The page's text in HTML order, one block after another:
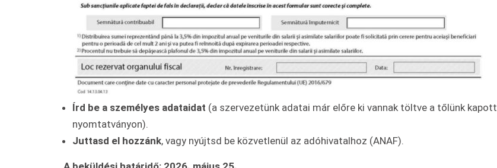
Írd be a személyes adataidat (a szervezetünk adatai már előre ki vannak töltve a tőlünk kapott
nyomtatványon).
Juttasd el hozzánk, vagy nyújtsd be közvetlenül az adóhivatalhoz (ANAF).